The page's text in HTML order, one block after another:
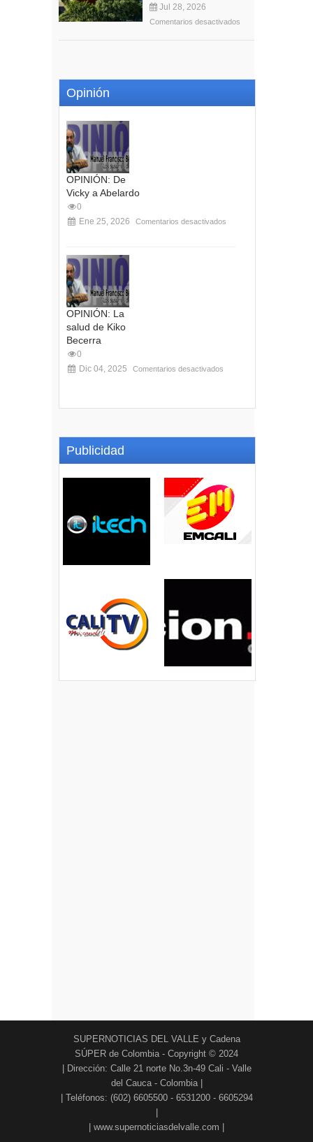
Jul 28, 2026
Comentarios desactivados
Opinión
OPINIÓN: De
Vicky a Abelardo
0
Ene 25, 2026
Comentarios desactivados
OPINIÓN: La
salud de Kiko
Becerra
0
Dic 04, 2025
Comentarios desactivados
Publicidad
SUPERNOTICIAS DEL VALLE y Cadena
SÚPER de Colombia - Copyright © 2024
| Dirección: Calle 21 norte No.3n-49 Cali - Valle
del Cauca - Colombia |
| Teléfonos: (602) 6605500 - 6531200 - 6605294
|
| www.supernoticiasdelvalle.com |